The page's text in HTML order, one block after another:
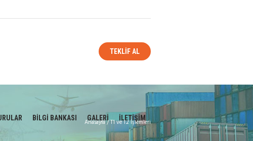
TEKLİF AL
BİLGİ BANKASI GALERİ İLETİŞİM
Anasayfa/T1 ve T2 İşlemleri